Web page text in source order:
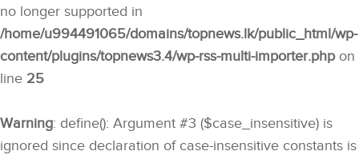
no longer supported in
/home/u994491065/domains/topnews.lk/public_html/wp-
content/plugins/topnews3.4/wp-rss-multi-importer.phpon
line 25
Warning: define(): Argument #3 ($case_insensitive) is
ignored since declaration of case-insensitive constants is